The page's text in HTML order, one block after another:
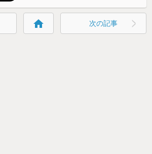
home 次の記事